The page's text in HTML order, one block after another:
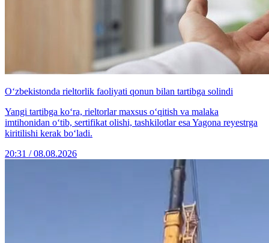
O‘zbekistonda rieltorlik faoliyati qonun bilan tartibga solindi
Yangi tartibga ko‘ra, rieltorlar maxsus o‘qitish va malaka
imtihonidan o‘tib, sertifikat olishi, tashkilotlar esa Yagona reyestrga
kiritilishi kerak bo‘ladi.
20:31 / 08.08.2026